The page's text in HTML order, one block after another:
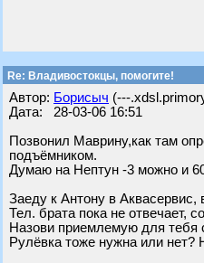
Re: Владивостокцы, помогите!
Автор: Борисыч (---
Дата: 28-03-06 16:51
Позвонил Маврину,как там
подъёмником.
Думаю на Нептун -3 можно и
Заеду к Антону в Аквасервис,
Тел. брата пока не отвечает,
Назови приемлемую для тебя
Рулёвка тоже нужна или нет?